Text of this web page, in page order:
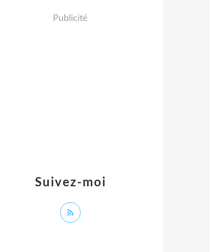
Suivez-moi
Publicité